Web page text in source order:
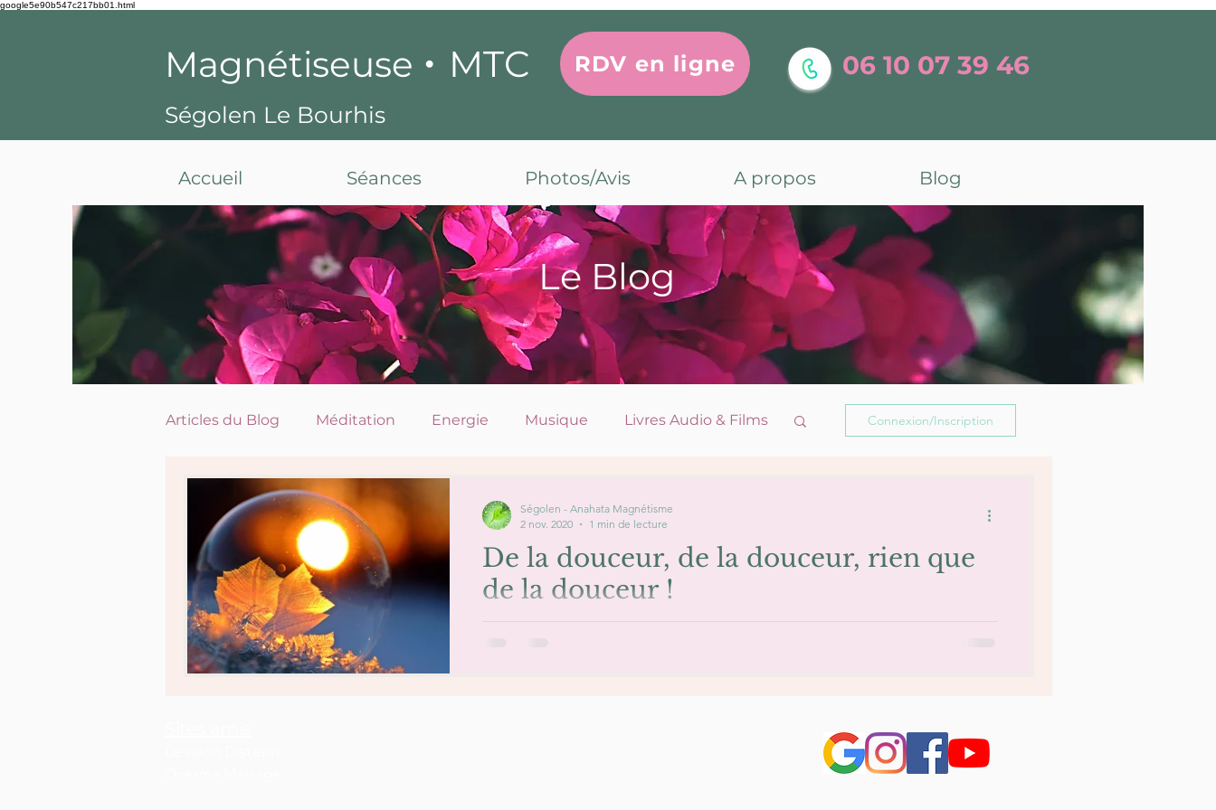
google5e90b547c217bb01.html
Magnétiseuse • MTC
Ségolen Le Bourhis
RDV en ligne 06 10 07 39 46
Accueil Séances Photos/Avis A propos Blog
Le Blog
Articles du Blog Méditation Energie Musique Livres Audio & Films
Spiritualité
Connexion/Inscription
De la douceur, de la douceur, rien que
de la douceur !
De la douceur, de la douceur, rien que de la douceur !
Ségolen - Anahata Magnétisme
2 nov. 2020
1 min de lecture